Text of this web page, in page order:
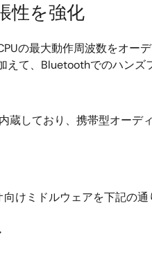
性を強化
の最大動作周波数をオー
えて、Bluetoothでのハン
しており、携帯型オーデ
けミドルウェアを下記の